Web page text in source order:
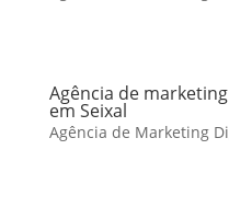
Agência de
em Seixal
Agência de Marketing